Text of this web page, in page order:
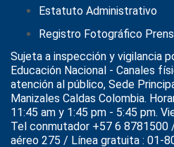
Estatuto Administrativo
Registro Fotográfico
Sujeta a inspección y vigilancia
Educación Nacional - Canales
atención al público, Sede
Manizales Caldas Colombia.
11:45 am y 1:45 pm - 5:45 pm.
Tel conmutador +57 6
aéreo 275 / Línea gratuita : 01-